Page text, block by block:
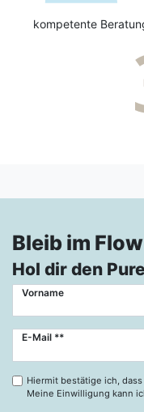
kompetente
Bleib im Flow
Hol dir den
Vorname
E-Mail **
Newsletter
Hiermit bestätige ich,
Meine Einwilligung kann